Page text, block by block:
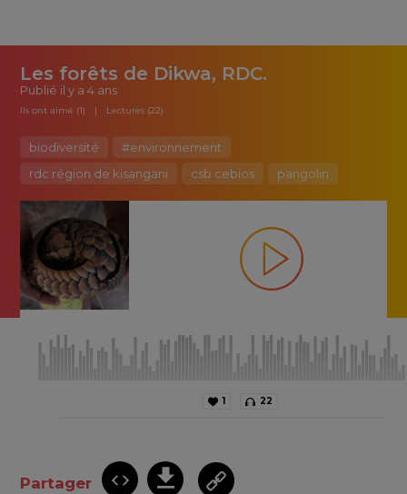
Les forêts de Dikwa, RDC.
Publié il y a 4 ans
Ils ont aimé (1) Lectures (22)
biodiversité
#environnement
rdc région de kisangani
csb cebios pangolin
1 22
Partager